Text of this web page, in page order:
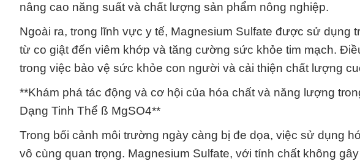
nâng cao năng suất và chất lượng sản phẩm nông nghiệp.
Ngoài ra, trong lĩnh vực y tế, Magnesium Sulfate được sử dụng
từ co giật đến viêm khớp và tăng cường sức khỏe tim mạch.
trong việc bảo vệ sức khỏe con người và cải thiện chất lượng
**Khám phá tác động và cơ hội của hóa chất và năng lượng
Dạng Tinh Thể ß MgSO4**
Trong bối cảnh môi trường ngày càng bị đe dọa, việc sử dụng
vô cùng quan trọng. Magnesium Sulfate, với tính chất không